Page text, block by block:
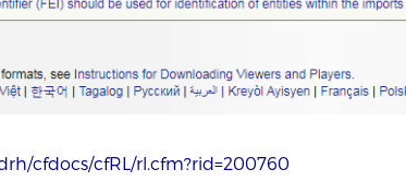
cfdocs/cfRL/rl.cfm?rid=200760